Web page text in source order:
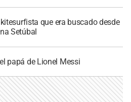
que era buscado desde
Setúbal
papá de Lionel Messi